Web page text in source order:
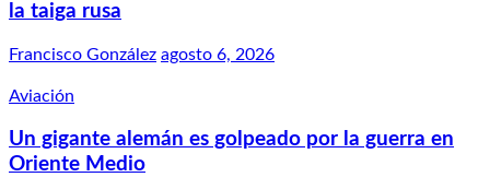
la taiga rusa
Francisco González agosto 6, 2026
Aviación
Un gigante alemán es golpeado por la guerra en
Oriente Medio